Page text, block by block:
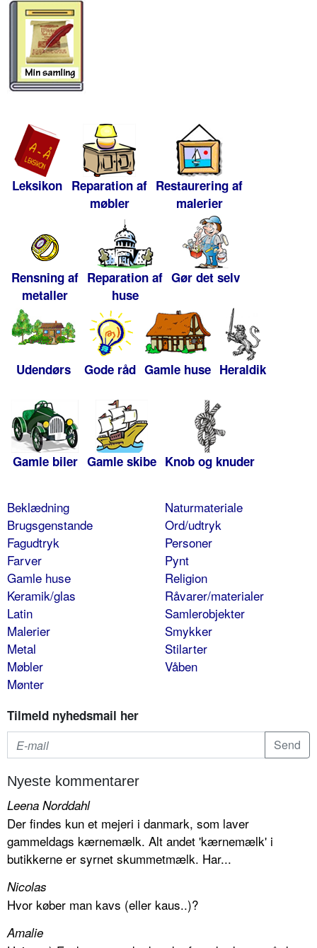
Leksikon Reparation af
møbler
Restaurering af
malerier
Rensning af
metaller
Reparation af
huse
Gør det selv
Udendørs Gode råd Gamle huse Heraldik
Gamle biler Gamle skibe Knob og knuder
Beklædning
Brugsgenstande
Fagudtryk
Farver
Gamle huse
Keramik/glas
Latin
Malerier
Metal
Møbler
Mønter
Naturmateriale
Ord/udtryk
Personer
Pynt
Religion
Råvarer/materialer
Samlerobjekter
Smykker
Stilarter
Våben
Tilmeld nyhedsmail her
Nyeste kommentarer
Leena Norddahl
Der findes kun et mejeri i danmark, som laver
gammeldags kærnemælk. Alt andet 'kærnemælk' i
butikkerne er syrnet skummetmælk. Har...
Nicolas
Hvor køber man kavs (eller kaus..)?
Amalie